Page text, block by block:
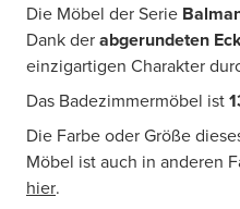
Die Möbel der Serie
Dank derabgerundeten
einzigartigen Charakter
Das Badezimmermöbel ist
Die Farbe oder Größe
Möbel ist auch in anderen
hier.